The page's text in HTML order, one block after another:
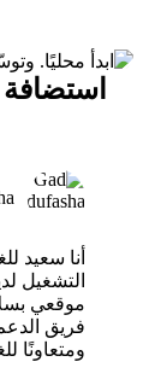
التشغيل
موقعي
فريق
ومتعاونًا